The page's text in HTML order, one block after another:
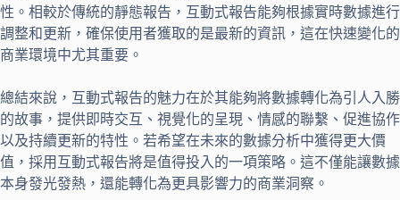
性。相較於傳統的靜態報告，互動式報告能夠根據實時數據進行
調整和更新，確保使用者獲取的是最新的資訊，這在快速變化的
商業環境中尤其重要。
總結來說，互動式報告的魅力在於其能夠將數據轉化為引人入勝
的故事，提供即時交互、視覺化的呈現、情感的聯繫、促進協作
以及持續更新的特性。若希望在未來的數據分析中獲得更大價
值，採用互動式報告將是值得投入的一項策略。這不僅能讓數據
本身發光發熱，還能轉化為更具影響力的商業洞察。